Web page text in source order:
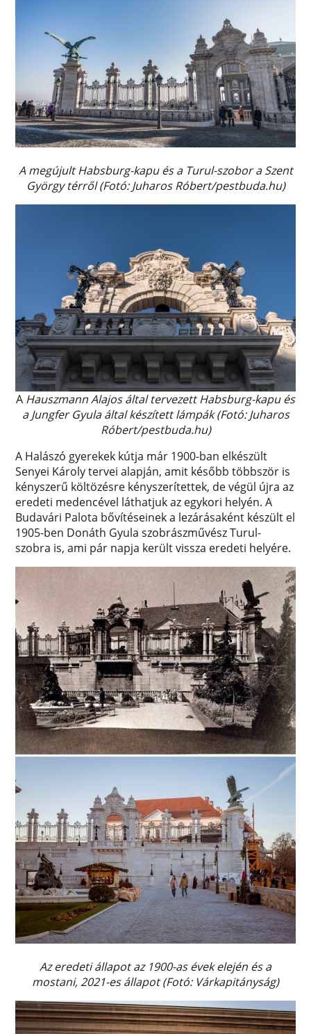
A megújult Habsburg-kapu és a Turul-szobor a Szent
György térről (Fotó: Juharos Róbert/pestbuda.hu)
A Hauszmann Alajos által tervezett Habsburg-kapu és
a Jungfer Gyula által készített lámpák (Fotó: Juharos
Róbert/pestbuda.hu)
A Halászó gyerekek kútja már 1900-ban elkészült
Senyei Károly tervei alapján, amit később többször is
kényszerű költözésre kényszerítettek, de végül újra az
eredeti medencével láthatjuk az egykori helyén. A
Budavári Palota bővítéseinek a lezárásaként készült el
1905-ben Donáth Gyula szobrászművész Turul-
szobra is, ami pár napja került vissza eredeti helyére.
Az eredeti állapot az 1900-as évek elején és a
mostani, 2021-es állapot (Fotó: Várkapitányság)